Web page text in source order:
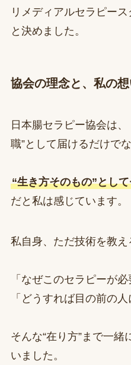
リメディアルセラピー
と決めました。
協会の理念と、私の
日本腸セラピー協会は
職”として届けるだけでな
“生き方そのもの”とし
だと私は感じています。
私自身、ただ技術を教え
「なぜこのセラピーが必
「どうすれば目の前の人
そんな“在り方”まで一
いました。